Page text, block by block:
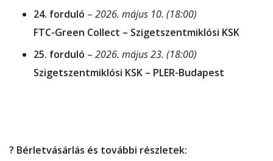
24. forduló – 2026. május 10. (18:00)
FTC-Green Collect – Szigetszentmiklósi KSK
25. forduló – 2026. május 23. (18:00)
Szigetszentmiklósi KSK – PLER-Budapest
? Bérletvásárlás és további részletek: